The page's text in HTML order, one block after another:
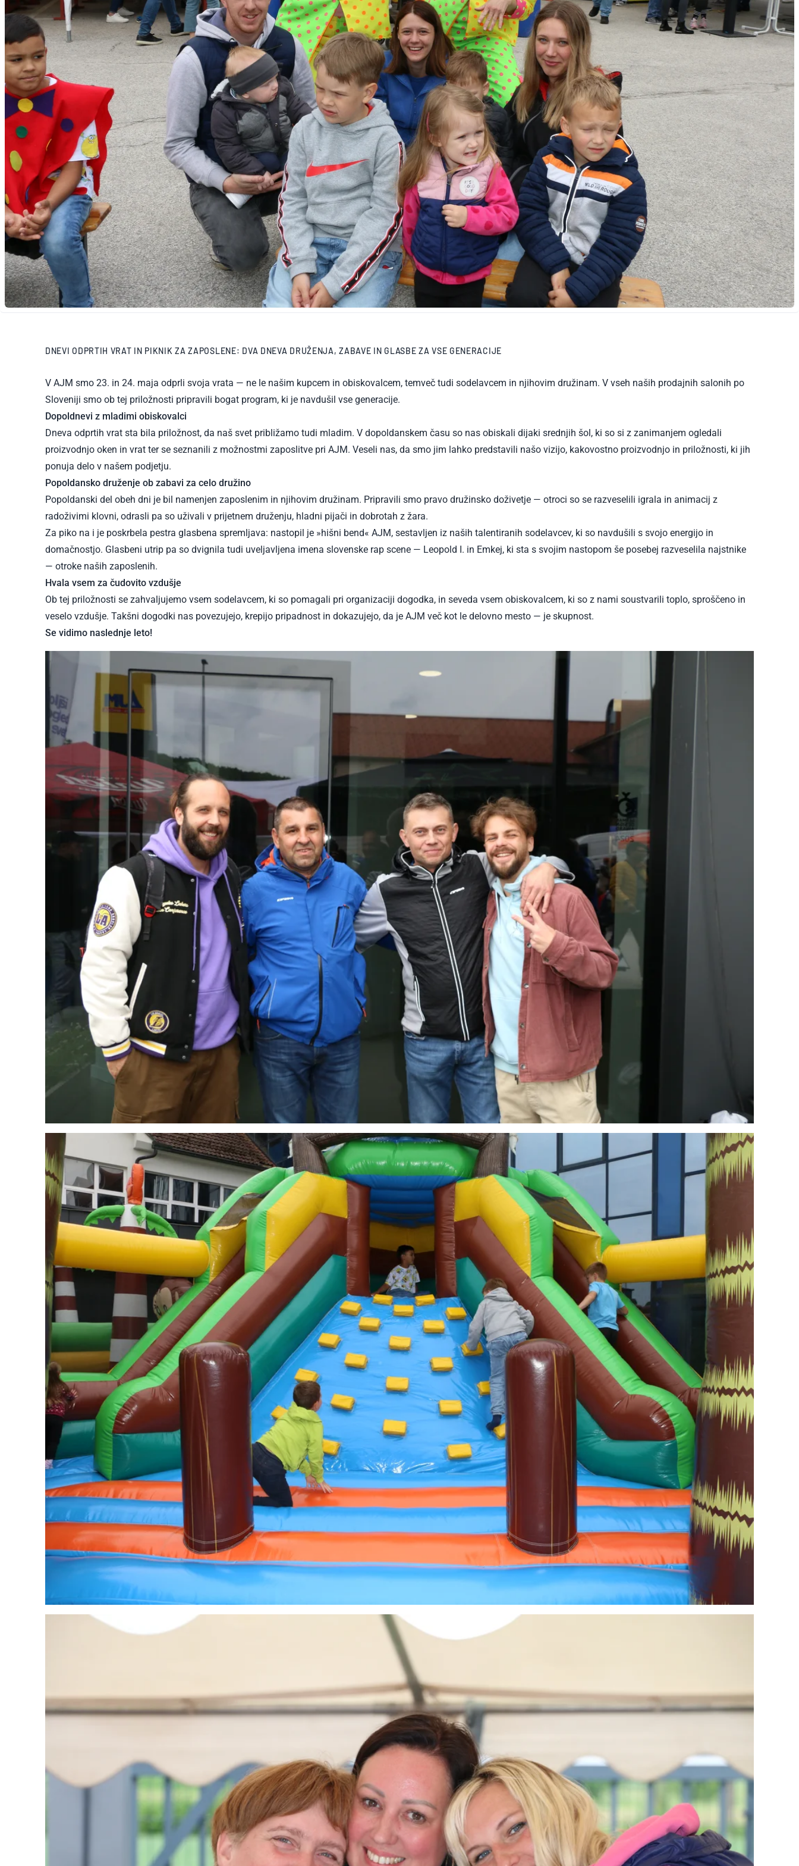
DNEVI ODPRTIH VRAT IN PIKNIK ZA ZAPOSLENE: DVA DNEVA DRUŽENJA, ZABAVE IN GLASBE ZA VSE GENERACIJE
V AJM smo 23. in 24. maja odprli svoja vrata — ne le našim kupcem in obiskovalcem, temveč tudi sodelavcem in njihovim družinam. V vseh naših prodajnih salonih po
Sloveniji smo ob tej priložnosti pripravili bogat program, ki je navdušil vse generacije.
Dopoldnevi z mladimi obiskovalci
Dneva odprtih vrat sta bila priložnost, da naš svet približamo tudi mladim. V dopoldanskem času so nas obiskali dijaki srednjih šol, ki so si z zanimanjem ogledali
proizvodnjo oken in vrat ter se seznanili z možnostmi zaposlitve pri AJM. Veseli nas, da smo jim lahko predstavili našo vizijo, kakovostno proizvodnjo in priložnosti, ki jih
ponuja delo v našem podjetju.
Popoldansko druženje ob zabavi za celo družino
Popoldanski del obeh dni je bil namenjen zaposlenim in njihovim družinam. Pripravili smo pravo družinsko doživetje — otroci so se razveselili igrala in animacij z
radoživimi klovni, odrasli pa so uživali v prijetnem druženju, hladni pijači in dobrotah z žara.
Za piko na i je poskrbela pestra glasbena spremljava: nastopil je »hišni bend« AJM, sestavljen iz naših talentiranih sodelavcev, ki so navdušili s svojo energijo in
domačnostjo. Glasbeni utrip pa so dvignila tudi uveljavljena imena slovenske rap scene — Leopold I. in Emkej, ki sta s svojim nastopom še posebej razveselila najstnike
— otroke naših zaposlenih.
Hvala vsem za čudovito vzdušje
Ob tej priložnosti se zahvaljujemo vsem sodelavcem, ki so pomagali pri organizaciji dogodka, in seveda vsem obiskovalcem, ki so z nami soustvarili toplo, sproščeno in
veselo vzdušje. Takšni dogodki nas povezujejo, krepijo pripadnost in dokazujejo, da je AJM več kot le delovno mesto — je skupnost.
Se vidimo naslednje leto!